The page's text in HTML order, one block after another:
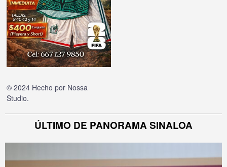
© 2024 Hecho por Nossa
Studio.
ÚLTIMO DE PANORAMA SINALOA